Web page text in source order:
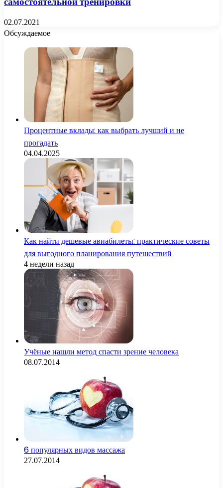
02.07.2021
Обсуждаемое
Процентные вклады: как выбрать лучший и не
прогадать
04.04.2025
Как найти дешевые авиабилеты: практические советы
для выгодного планирования путешествий
4 недели назад
Учёные нашли метод спасти зрение человека
08.07.2014
6 популярных видов массажа
27.07.2014